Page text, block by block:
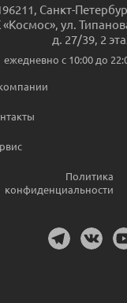
Санкт-
«Космос», ул.
д. 27/39, 2
ежедневно c 10:00 до
Политика
конфиденциальности